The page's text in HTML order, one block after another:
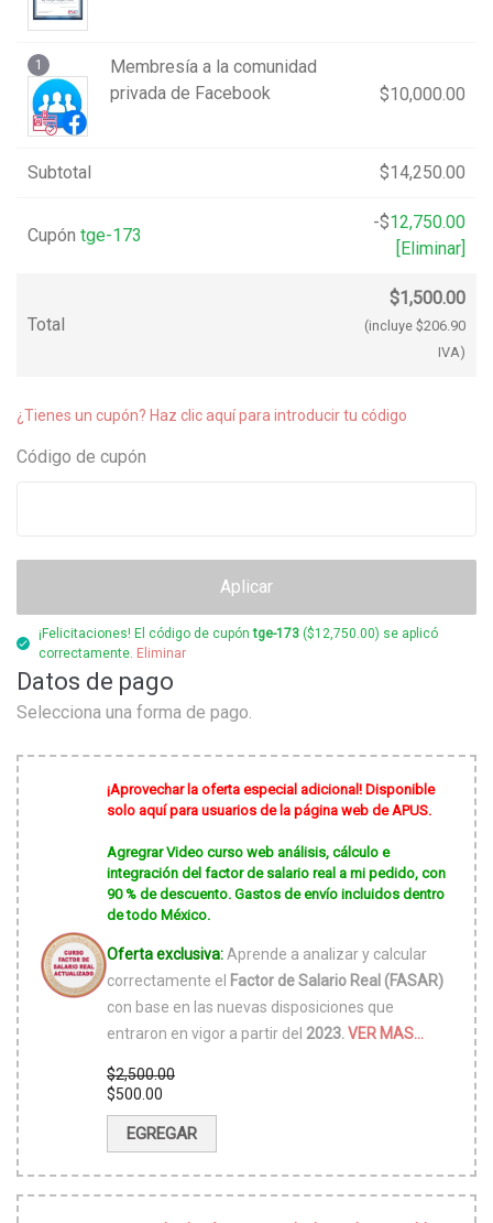
1
Membresía a la comunidad
privada de Facebook
$10,000.00
Subtotal $14,250.00
Cupón tge-173
-$12,750.00
[Eliminar]
Total
$1,500.00
(incluye $206.90
IVA)
¿Tienes un cupón? Haz clic aquí para introducir tu código
Código de cupón
Aplicar
¡Felicitaciones! El código de cupóntge-173 ($12,750.00) se aplicó
correctamente. Eliminar
Datos de pago
Selecciona una forma de pago.
¡Aprovechar la oferta especial adicional! Disponible
solo aquí para usuarios de la página web de APUS.
Agregrar Video curso web análisis, cálculo e
integración del factor de salario real a mi pedido, con
90 % de descuento. Gastos de envío incluidos dentro
de todo México.
Oferta exclusiva: Aprende a analizar y calcular
correctamente el Factor de Salario Real (FASAR)
con base en las nuevas disposiciones que
entraron en vigor a partir del 2023. VER MAS...
$2,500.00
El
original
era:
$2,500.00.
$500.00
precio
actual
es:
EGREGAR